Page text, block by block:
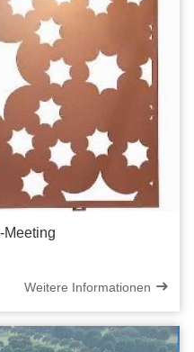
Meeting
Weitere Informationen